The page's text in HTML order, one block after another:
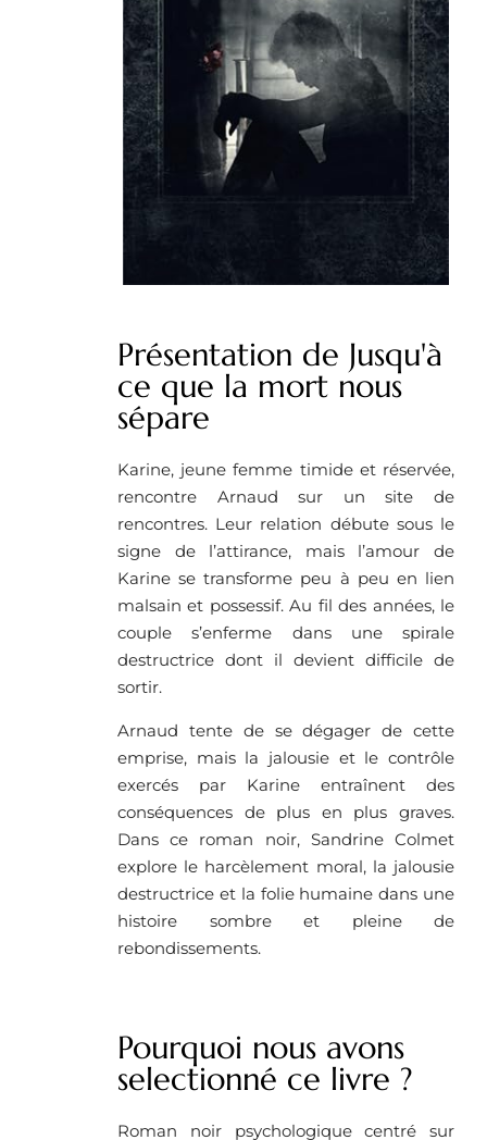
Présentation de Jusqu'à
ce que la mort nous
sépare
Karine, jeune femme timide et réservée,
rencontre Arnaud sur un site de
rencontres. Leur relation débute sous le
signe de l’attirance, mais l’amour de
Karine se transforme peu à peu en lien
malsain et possessif. Au fil des années, le
couple s’enferme dans une spirale
destructrice dont il devient difficile de
sortir.
Arnaud tente de se dégager de cette
emprise, mais la jalousie et le contrôle
exercés par Karine entraînent des
conséquences de plus en plus graves.
Dans ce roman noir, Sandrine Colmet
explore le harcèlement moral, la jalousie
destructrice et la folie humaine dans une
histoire sombre et pleine de
rebondissements.
Pourquoi nous avons
selectionné ce livre ?
Roman noir psychologique centré sur